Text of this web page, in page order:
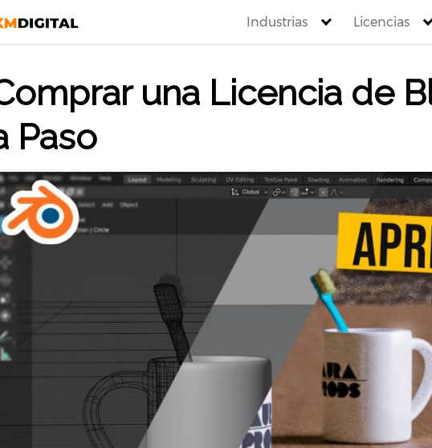
Industrias Licencias
una Licencia de
Paso